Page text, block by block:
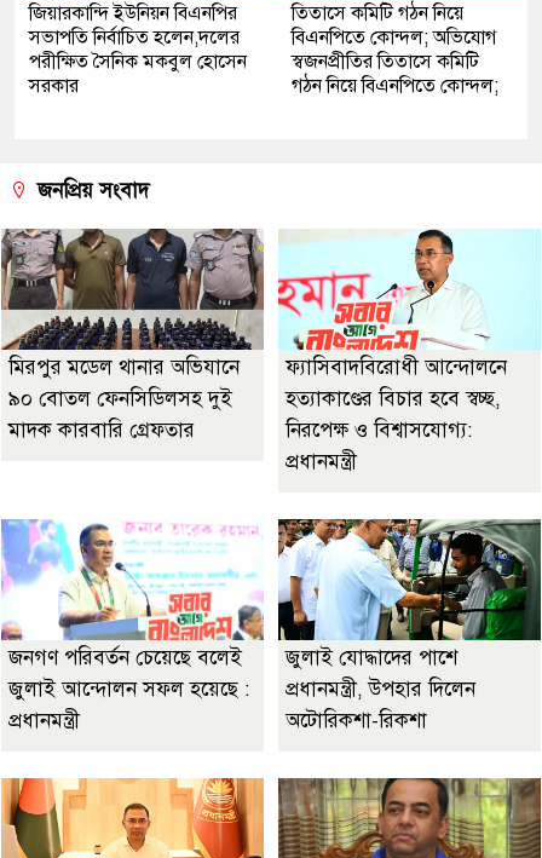
জিয়ারকান্দি ইউনিয়ন বিএনপির
সভাপতি নির্বাচিত হলেন,দলের
পরীক্ষিত সৈনিক মকবুল হোসেন
সরকার
তিতাসে কমিটি গঠন নিয়ে
বিএনপিতে কোন্দল; অভিযোগ
স্বজনপ্রীতির তিতাসে কমিটি
গঠন নিয়ে বিএনপিতে কোন্দল;
জনপ্রিয় সংবাদ
মিরপুর মডেল থানার অভিযানে
৯০ বোতল ফেনসিডিলসহ দুই
মাদক কারবারি গ্রেফতার
ফ্যাসিবাদবিরোধী আন্দোলনে
হত্যাকাণ্ডের বিচার হবে স্বচ্ছ,
নিরপেক্ষ ও বিশ্বাসযোগ্য:
প্রধানমন্ত্রী
জনগণ পরিবর্তন চেয়েছে বলেই
জুলাই আন্দোলন সফল হয়েছে :
প্রধানমন্ত্রী
জুলাই যোদ্ধাদের পাশে
প্রধানমন্ত্রী, উপহার দিলেন
অটোরিকশা-রিকশা